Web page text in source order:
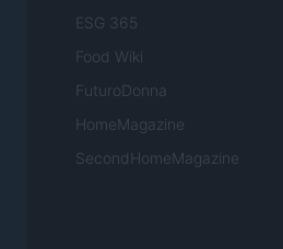
ESG 365
Food Wiki
FuturoDonna
HomeMagazine
SecondHomeMagazine